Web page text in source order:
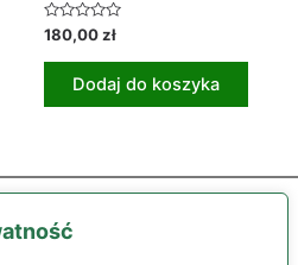
Oceniono
0
na
180,00zł
Dodaj do koszyka